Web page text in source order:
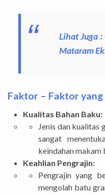
Lihat Juga :
Mataram
Faktor – Faktor
Kualitas Bahan Baku:
Jenis dan kualitas
sangat
keindahan makam
Keahlian Pengrajin:
Pengrajin yang
mengolah batu